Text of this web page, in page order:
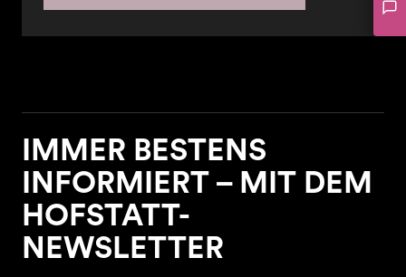
IMMER BESTENS
INFORMIERT – MIT DEM
HOFSTATT-
NEWSLETTER